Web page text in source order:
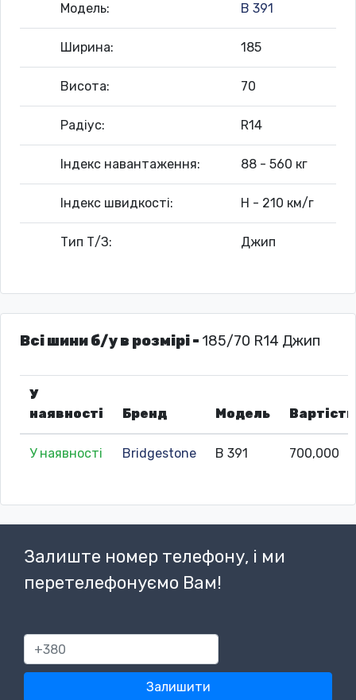
Модель: B 391
Ширина: 185
Висота: 70
Радіус: R14
Індекс навантаження: 88 - 560 кг
Індекс швидкості: H - 210 км/г
Тип Т/З: Джип
Всі шини б/у в розмірі - 185/70 R14 Джип
У
наявності
Бренд Модель Вартість
У наявності Bridgestone B 391 700,000
Залиште номер телефону, і ми
перетелефонуємо Вам!
380
Залишити